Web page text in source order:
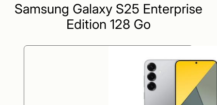
Samsung Galaxy S25 Enterprise
Edition 128 Go